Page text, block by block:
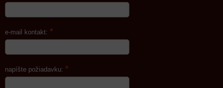
e-mail kontakt: *
napíšte požiadavku: *